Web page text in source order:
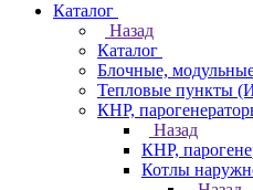
Каталог
Назад
Каталог
Блочные,
Тепловые пункты
КНР,
Назад
КНР,
Котлы